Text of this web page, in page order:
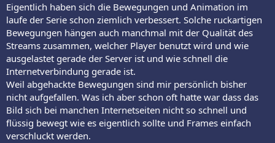
Eigentlich haben sich die Bewegungen und Animation im
laufe der Serie schon ziemlich verbessert. Solche ruckartigen
Bewegungen hängen auch manchmal mit der Qualität des
Streams zusammen, welcher Player benutzt wird und wie
ausgelastet gerade der Server ist und wie schnell die
Internetverbindung gerade ist.
Weil abgehackte Bewegungen sind mir persönlich bisher
nicht aufgefallen. Was ich aber schon oft hatte war dass das
Bild sich bei manchen Internetseiten nicht so schnell und
flüssig bewegt wie es eigentlich sollte und Frames einfach
verschluckt werden.